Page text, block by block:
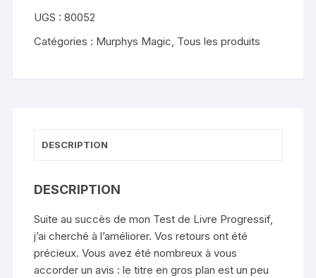
Strolling
Book
Scarlet
UGS :80052
Catégories : Murphys Magic, Tous les produits
DESCRIPTION
DESCRIPTION
Suite au succès de mon Test de Livre Progressif,
j’ai cherché à l’améliorer. Vos retours ont été
précieux. Vous avez été nombreux à vous
accorder un avis : le titre en gros plan est un peu